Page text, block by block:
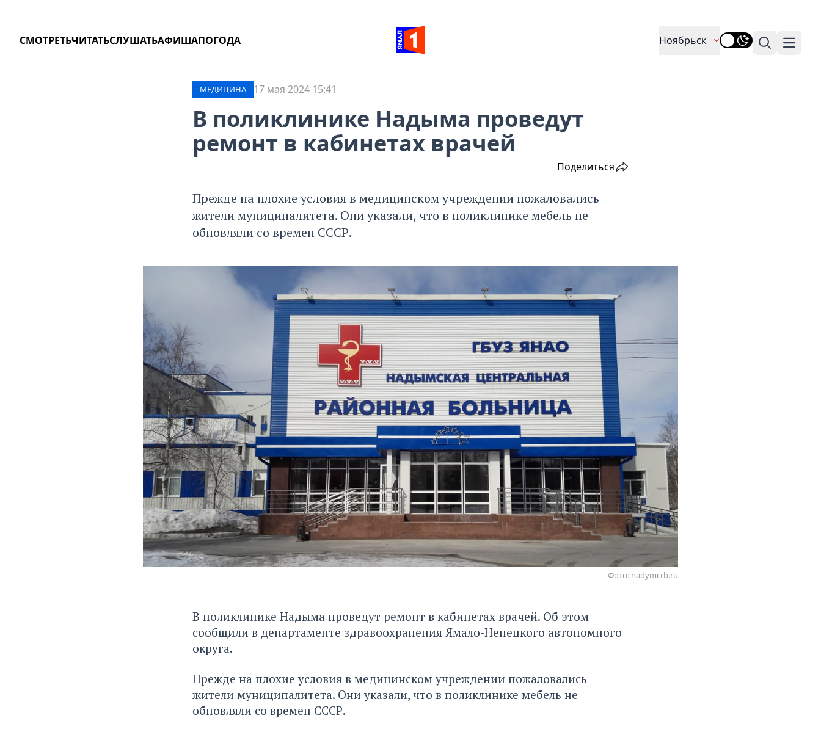
СМОТРЕТЬЧИТАТЬСЛУШАТЬАФИШАПОГОДА Ноябрьск
Поиск
МЕДИЦИНА 17 мая 2024 15:41
В поликлинике Надыма проведут
ремонт в кабинетах врачей
Поделиться
Прежде на плохие условия в медицинском учреждении пожаловались
жители муниципалитета. Они указали, что в поликлинике мебель не
обновляли со времен СССР.
Фото: nadymcrb.ru
В поликлинике Надыма проведут ремонт в кабинетах врачей. Об этом
сообщили в департаменте здравоохранения Ямало-Ненецкого автономного
округа.
Прежде на плохие условия в медицинском учреждении пожаловались
жители муниципалитета. Они указали, что в поликлинике мебель не
обновляли со времен СССР.